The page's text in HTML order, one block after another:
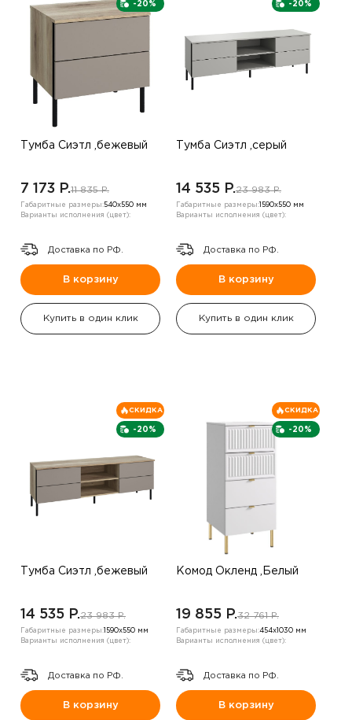
-20%
Тумба Сиэтл ,бежевый
7 173 P.11 835 P.
Габаритные размеры:540х550 мм
Варианты исполнения (цвет):
Доставка по РФ.
В корзину
Купить в один клик
-20%
Тумба Сиэтл ,серый
14 535 P.23 983 P.
Габаритные размеры: 1590х550 мм
Варианты исполнения (цвет):
Доставка по РФ.
В корзину
Купить в один клик
-20%
СКИДКА
Тумба Сиэтл ,бежевый
14 535 P.23 983 P.
Габаритные размеры: 1590х550 мм
Варианты исполнения (цвет):
Доставка по РФ.
В корзину
-20%
СКИДКА
Комод Окленд ,Белый
19 855 P.32 761 P.
Габаритные размеры:454х1030 мм
Варианты исполнения (цвет):
Доставка по РФ.
В корзину